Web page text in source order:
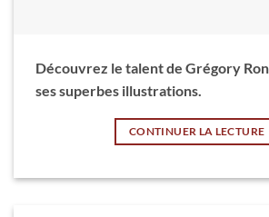
Découvrez le talent de Grégory
ses superbes illustrations.
CONTINUER LA LECTURE